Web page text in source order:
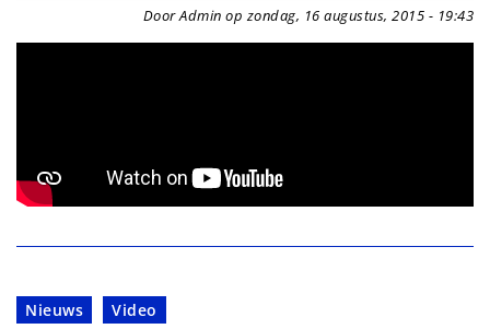
Door Admin op zondag, 16 augustus, 2015 - 19:43
Nieuws Video